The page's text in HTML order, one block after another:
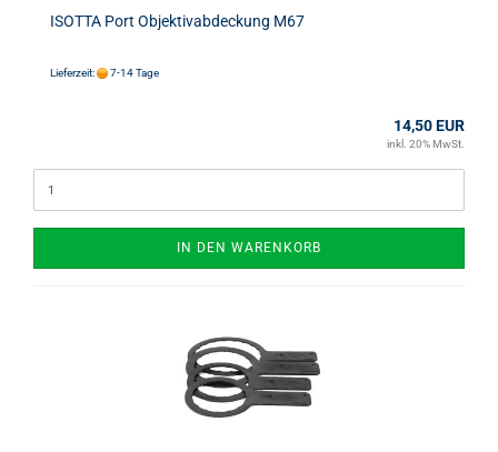
ISOTTA Port Objektivabdeckung M67
Lieferzeit: 7-14 Tage
14,50 EUR
inkl. 20% MwSt.
IN DEN WARENKORB